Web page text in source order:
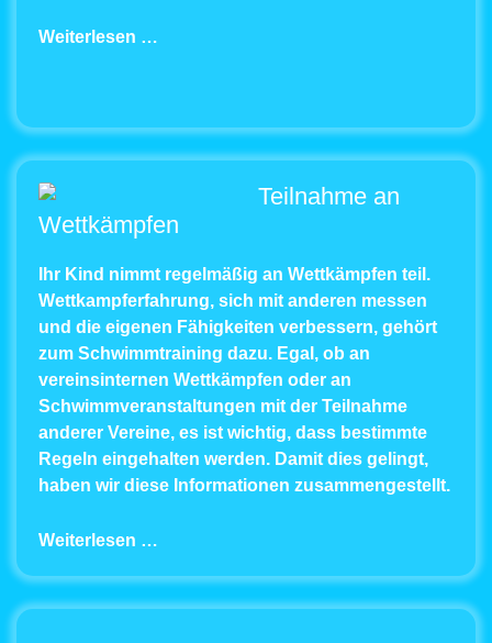
Weiterlesen …
Teilnahme an
Wettkämpfen
Ihr Kind nimmt regelmäßig an Wettkämpfen teil.
Wettkampferfahrung, sich mit anderen messen
und die eigenen Fähigkeiten verbessern, gehört
zum Schwimmtraining dazu. Egal, ob an
vereinsinternen Wettkämpfen oder an
Schwimmveranstaltungen mit der Teilnahme
anderer Vereine, es ist wichtig, dass bestimmte
Regeln eingehalten werden. Damit dies gelingt,
haben wir diese Informationen zusammengestellt.
Weiterlesen …